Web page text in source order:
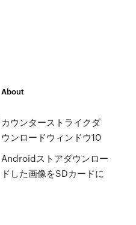
About
カウンターストライクダ
ウンロードウィンドウ10
Androidストアダウンロー
ドした画像をSDカードに